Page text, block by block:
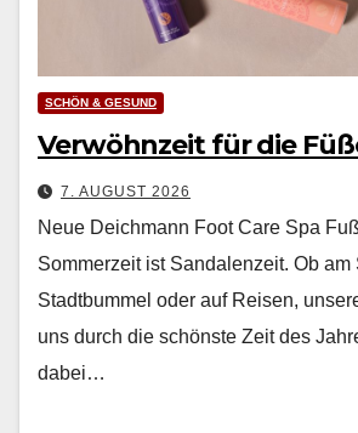
SCHÖN & GESUND
Verwöhnzeit für die
7. AUGUST 2026
Neue Deichmann Foot Care Spa
Som­merzeit ist San­dalen­zeit. Ob am
Stadt­bum­mel oder auf Reisen,
uns durch die schön­ste Zeit des
dabei…